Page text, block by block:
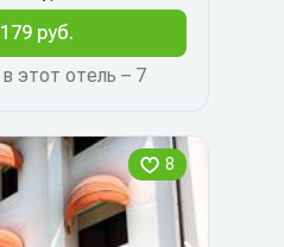
этот отель – 7
руб.
8